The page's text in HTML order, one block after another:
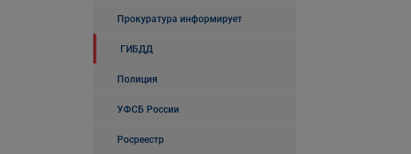
Прокуратура информирует
ГИБДД
Полиция
УФСБ России
Росреестр